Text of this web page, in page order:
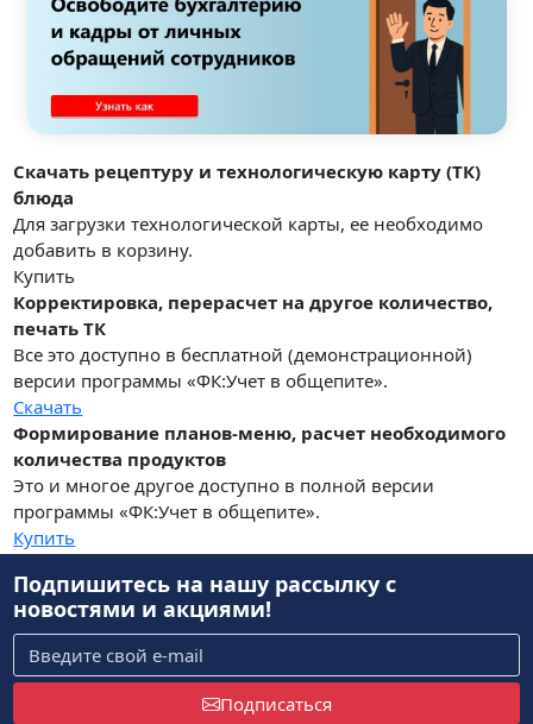
Скачать рецептуру и технологическую карту (ТК)
блюда
Для загрузки технологической карты, ее необходимо
добавить в корзину.
Купить
Корректировка, перерасчет на другое количество,
печать ТК
Все это доступно в бесплатной (демонстрационной)
версии программы «ФК:Учет в общепите».
Скачать
Формирование планов-меню, расчет необходимого
количества продуктов
Это и многое другое доступно в полной версии
программы «ФК:Учет в общепите».
Купить
Подпишитесь на нашу рассылкус
новостями и акциями!
Подписаться